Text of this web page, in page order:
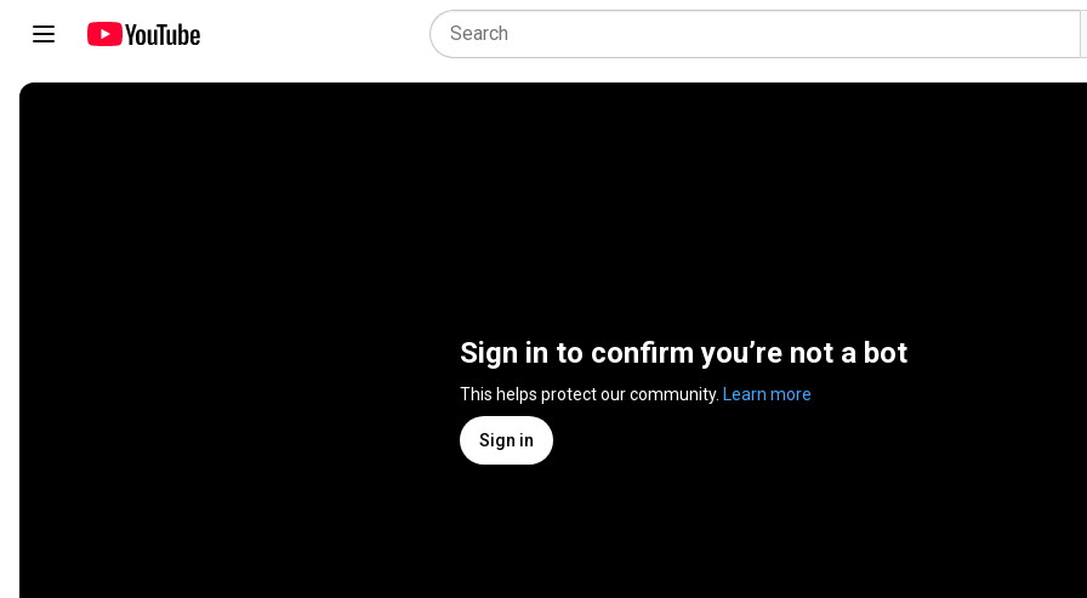
Sign in to confirm you’re not a bot
This helps protect our community. Learn more
Sign in